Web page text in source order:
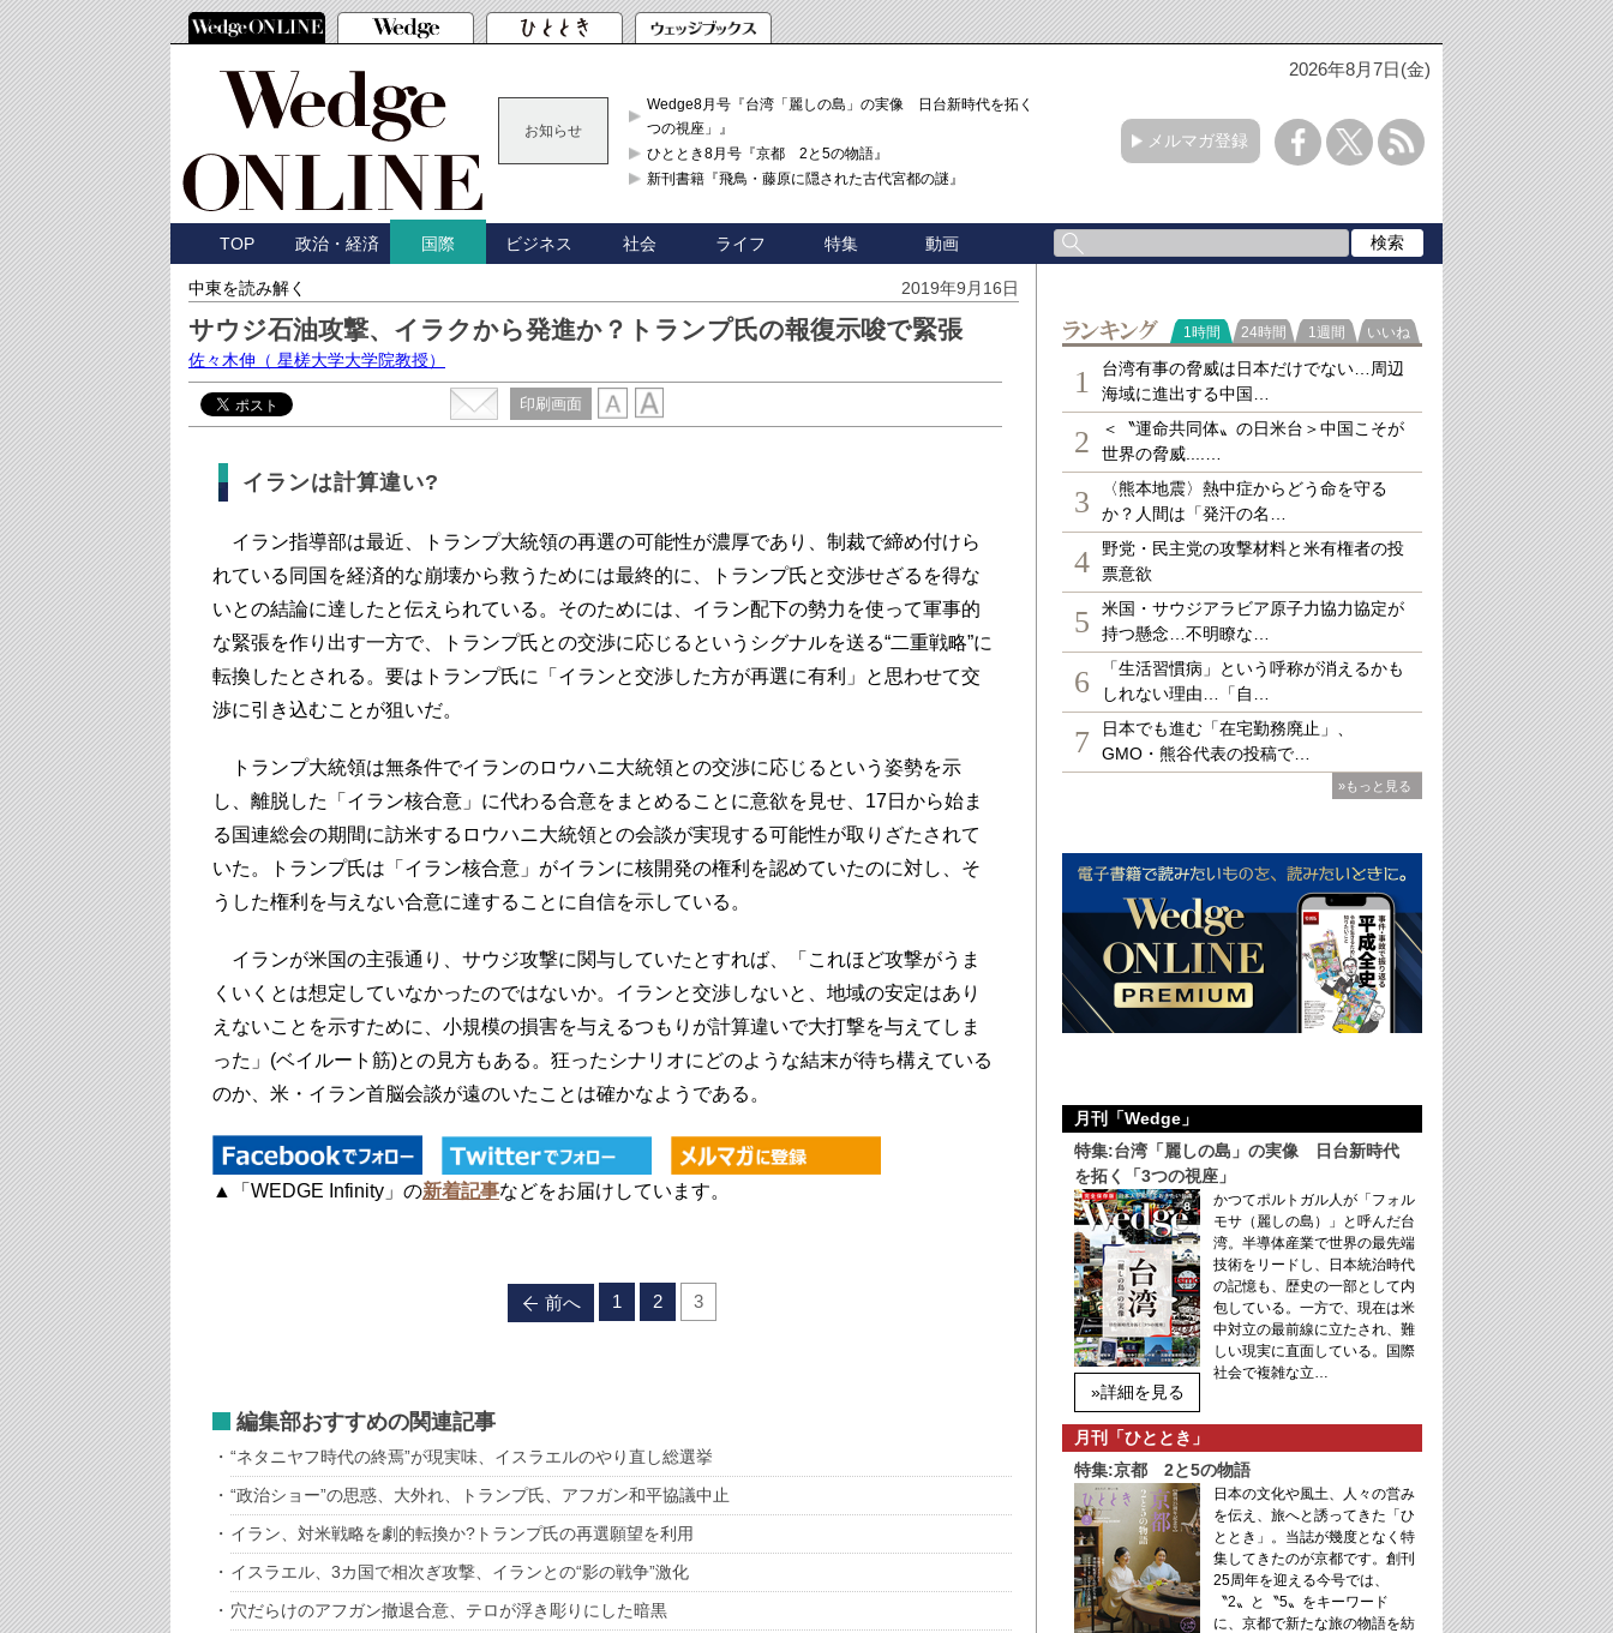
2026年8月7日(金)
お知らせ
Wedge8月号『台湾「麗しの島」の実像 日台新時代を拓く「3
つの視座」』
ひととき8月号『京都 2と5の物語』
新刊書籍『飛鳥・藤原に隠された古代宮都の謎』
メルマガ登録
TOP 政治・経済 国際 ビジネス 社会 ライフ 特集 動画
中東を読み解く 2019年9月16日
サウジ石油攻撃、イラクから発進か？トランプ氏の報復示唆で緊張
佐々木伸 （ 星槎大学大学院教授）
印刷画面
イランは計算違い?
イラン指導部は最近、トランプ大統領の再選の可能性が濃厚であり、制裁で締め付けら
れている同国を経済的な崩壊から救うためには最終的に、トランプ氏と交渉せざるを得な
いとの結論に達したと伝えられている。そのためには、イラン配下の勢力を使って軍事的
な緊張を作り出す一方で、トランプ氏との交渉に応じるというシグナルを送る“二重戦略”に
転換したとされる。要はトランプ氏に「イランと交渉した方が再選に有利」と思わせて交
渉に引き込むことが狙いだ。
トランプ大統領は無条件でイランのロウハニ大統領との交渉に応じるという姿勢を示
し、離脱した「イラン核合意」に代わる合意をまとめることに意欲を見せ、17日から始ま
る国連総会の期間に訪米するロウハニ大統領との会談が実現する可能性が取りざたされて
いた。トランプ氏は「イラン核合意」がイランに核開発の権利を認めていたのに対し、そ
うした権利を与えない合意に達することに自信を示している。
イランが米国の主張通り、サウジ攻撃に関与していたとすれば、「これほど攻撃がうま
くいくとは想定していなかったのではないか。イランと交渉しないと、地域の安定はあり
えないことを示すために、小規模の損害を与えるつもりが計算違いで大打撃を与えてしま
った」(ベイルート筋)との見方もある。狂ったシナリオにどのような結末が待ち構えている
のか、米・イラン首脳会談が遠のいたことは確かなようである。
▲「WEDGE Infinity」の新着記事などをお届けしています。
前へ 1 2 3
編集部おすすめの関連記事
“ネタニヤフ時代の終焉”が現実味、イスラエルのやり直し総選挙
“政治ショー”の思惑、大外れ、トランプ氏、アフガン和平協議中止
イラン、対米戦略を劇的転換か?トランプ氏の再選願望を利用
イスラエル、3カ国で相次ぎ攻撃、イランとの“影の戦争”激化
穴だらけのアフガン撤退合意、テロが浮き彫りにした暗黒
ランキング
1時間 24時間 1週間 いいね
1
台湾有事の脅威は日本だけでない…周辺
海域に進出する中国…
2
＜〝運命共同体〟の日米台＞中国こそが
世界の脅威....…
3
〈熊本地震〉熱中症からどう命を守る
か？人間は「発汗の名…
4
野党・民主党の攻撃材料と米有権者の投
票意欲
5
米国・サウジアラビア原子力協力協定が
持つ懸念…不明瞭な…
6
「生活習慣病」という呼称が消えるかも
しれない理由…「自…
7
日本でも進む「在宅勤務廃止」、
GMO・熊谷代表の投稿で…
»もっと見る
月刊「Wedge」
特集:台湾「麗しの島」の実像 日台新時代
を拓く「3つの視座」
»詳細を見る
かつてポルトガル人が「フォル
モサ（麗しの島）」と呼んだ台
湾。半導体産業で世界の最先端
技術をリードし、日本統治時代
の記憶も、歴史の一部として内
包している。一方で、現在は米
中対立の最前線に立たされ、難
しい現実に直面している。国際
社会で複雑な立…
月刊「ひととき」
特集:京都 2と5の物語
日本の文化や風土、人々の営み
を伝え、旅へと誘ってきた「ひ
ととき」。当誌が幾度となく特
集してきたのが京都です。創刊
25周年を迎える今号では、
〝2〟と〝5〟をキーワード
に、京都で新たな旅の物語を紡